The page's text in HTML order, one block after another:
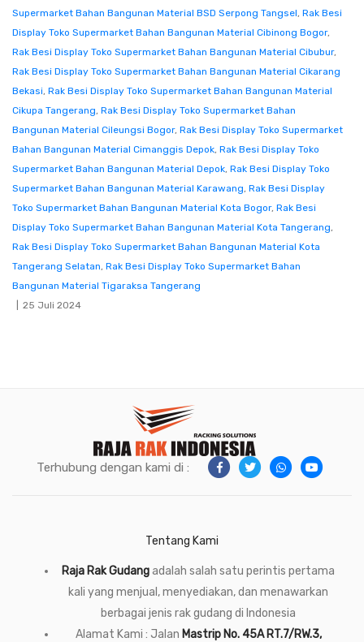
Supermarket Bahan Bangunan Material BSD Serpong Tangsel, Rak Besi
Display Toko Supermarket Bahan Bangunan Material Cibinong Bogor,
Rak Besi Display Toko Supermarket Bahan Bangunan Material Cibubur,
Rak Besi Display Toko Supermarket Bahan Bangunan Material Cikarang
Bekasi, Rak Besi Display Toko Supermarket Bahan Bangunan Material
Cikupa Tangerang, Rak Besi Display Toko Supermarket Bahan
Bangunan Material Cileungsi Bogor, Rak Besi Display Toko Supermarket
Bahan Bangunan Material Cimanggis Depok, Rak Besi Display Toko
Supermarket Bahan Bangunan Material Depok, Rak Besi Display Toko
Supermarket Bahan Bangunan Material Karawang, Rak Besi Display
Toko Supermarket Bahan Bangunan Material Kota Bogor, Rak Besi
Display Toko Supermarket Bahan Bangunan Material Kota Tangerang,
Rak Besi Display Toko Supermarket Bahan Bangunan Material Kota
Tangerang Selatan, Rak Besi Display Toko Supermarket Bahan
Bangunan Material Tigaraksa Tangerang
25 Juli 2024
Terhubung dengan kami di :
Tentang Kami
Raja Rak Gudangadalah salah satu perintis pertama
kali yang menjual, menyediakan, dan menawarkan
berbagai jenis rak gudang di Indonesia
Alamat Kami : Jalan Mastrip No. 45A RT.7/RW.3,